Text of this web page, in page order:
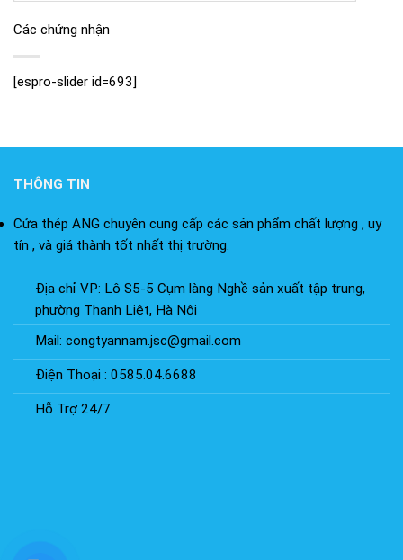
Các chứng nhận
[espro-slider id=693]
THÔNG TIN
Cửa thép ANG chuyên cung cấp các sản phẩm chất lượng , uy
tín , và giá thành tốt nhất thị trường.
Địa chỉ VP: Lô S5-5 Cụm làng Nghề sản xuất tập trung,
phường Thanh Liệt, Hà Nội
Mail: congtyannam.jsc@gmail.com
Điện Thoại : 0585.04.6688
Hỗ Trợ 24/7